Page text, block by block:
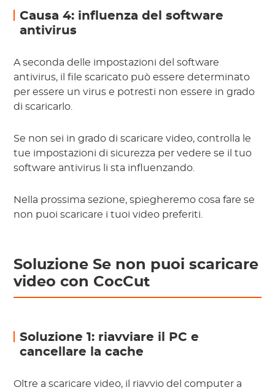
Causa 4: influenza del software
antivirus
A seconda delle impostazioni del software
antivirus, il file scaricato può essere determinato
per essere un virus e potresti non essere in grado
di scaricarlo.
Se non sei in grado di scaricare video, controlla le
tue impostazioni di sicurezza per vedere se il tuo
software antivirus li sta influenzando.
Nella prossima sezione, spiegheremo cosa fare se
non puoi scaricare i tuoi video preferiti.
Soluzione Se non puoi scaricare
video con CocCut
Soluzione 1: riavviare il PC e
cancellare la cache
Oltre a scaricare video, il riavvio del computer a